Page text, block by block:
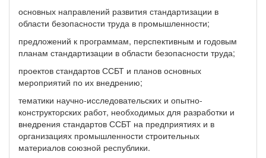
основных направлений развития стандартизации в
области безопасности труда в промышленности;
предложений к программам, перспективным и годовым
планам стандартизации в области безопасности труда;
проектов стандартов ССБТ и планов основных
мероприятий по их внедрению;
тематики научно-исследовательских и опытно-
конструкторских работ, необходимых для разработки и
внедрения стандартов ССБТ на предприятиях и в
организациях промышленности строительных
материалов союзной республики.